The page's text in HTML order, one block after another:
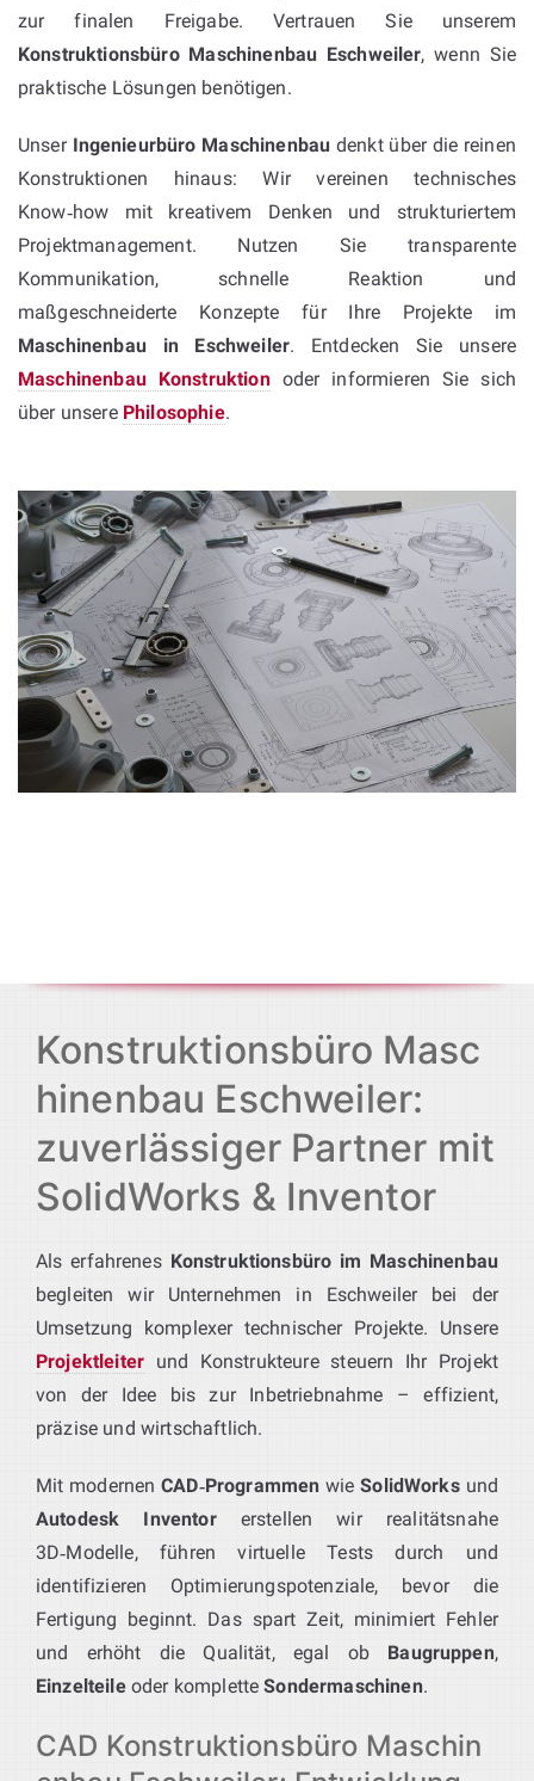
zur finalen Freigabe. Vertrauen Sie unserem
Konstruktionsbüro Maschinenbau Eschweiler, wenn Sie
praktische Lösungen benötigen.
Unser Ingenieurbüro Maschinenbau denkt über die reinen
Konstruktionen hinaus: Wir vereinen technisches
Know‑how mit kreativem Denken und strukturiertem
Projektmanagement. Nutzen Sie transparente
Kommunikation, schnelle Reaktion und
maßgeschneiderte Konzepte für Ihre Projekte im
Maschinenbau in Eschweiler. Entdecken Sie unsere
Maschinenbau Konstruktionoder informieren Sie sich
über unsere Philosophie.
Konstruktionsbüro Masc
hinenbau Eschweiler:
zuverlässiger Partner mit
SolidWorks & Inventor
Als erfahrenes Konstruktionsbüro im Maschinenbau
begleiten wir Unternehmen in Eschweiler bei der
Umsetzung komplexer technischer Projekte. Unsere
Projektleiter und Konstrukteure steuern Ihr Projekt
von der Idee bis zur Inbetriebnahme – effizient,
präzise und wirtschaftlich.
Mit modernenCAD‑Programmen wieSolidWorksund
Autodesk Inventorerstellen wir realitätsnahe
3D‑Modelle, führen virtuelle Tests durch und
identifizieren Optimierungspotenziale, bevor die
Fertigung beginnt. Das spart Zeit, minimiert Fehler
und erhöht die Qualität, egal ob Baugruppen,
Einzelteileoder kompletteSondermaschinen.
CAD Konstruktionsbüro Maschin